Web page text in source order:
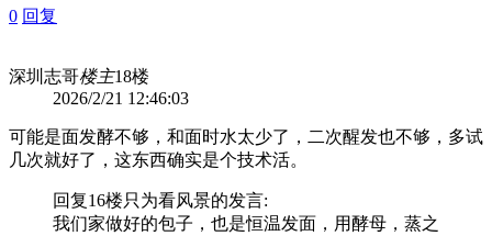
0 回复
深圳志哥楼主18楼
2026/2/21 12:46:03
可能是面发酵不够，和面时水太少了，二次醒发也不够，多试
几次就好了，这东西确实是个技术活。
回复16楼只为看风景的发言:
我们家做好的包子，也是恒温发面，用酵母，蒸之